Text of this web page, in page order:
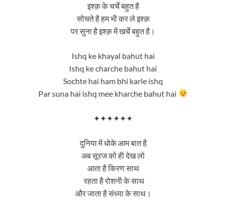
इश्क़ के चर्चे बहुत है
सोचते है हम भी कर ले इश्क़
पर सुना है इश्क़ में खर्चे बहुत है।
Ishq ke khayal bahut hai
Ishq ke charche bahut hai
Sochte hai ham bhi karle ishq
Par suna hai ishq mee kharche bahut hai
✦✦✦✦✦✦
दुनिया में धोके आम बात है
अब सूरज को ही देख लो
आता है किरण साथ
रहता है रोशनी के साथ
और जाता है संध्या के साथ।